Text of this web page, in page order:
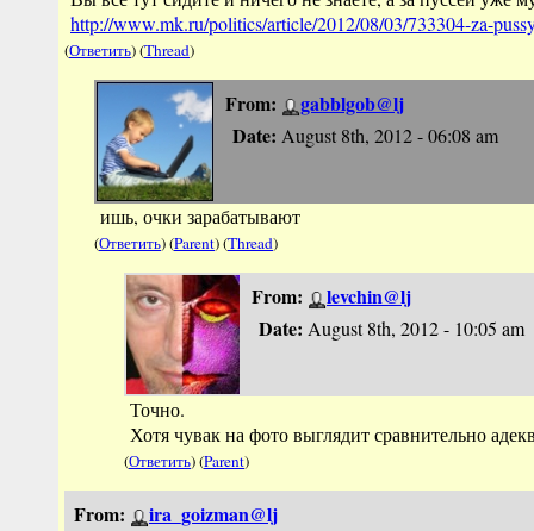
http://www.mk.ru/politics/article/2012/08/03/733304-za-
(Ответить) (Thread)
From:
gabblgob@lj
Date: August 8th, 2012 - 06:08 am
ишь, очки зарабатывают
(Ответить) (Parent) (Thread)
From:
levchin@lj
Date: August 8th, 2012 - 10:05 am
Точно.
Хотя чувак на фото выглядит сравнительно
(Ответить) (Parent)
From:
ira_goizman@lj